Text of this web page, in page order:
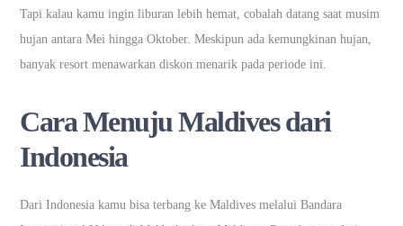
Tapi kalau kamu ingin liburan lebih hemat, cobalah datang saat musim
hujan antara Mei hingga Oktober. Meskipun ada kemungkinan hujan,
banyak resort menawarkan diskon menarik pada periode ini.
Cara Menuju Maldives dari
Indonesia
Dari Indonesia kamu bisa terbang ke Maldives melalui Bandara